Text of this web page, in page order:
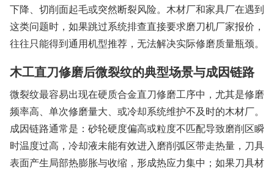
下降、切削面起毛或突然断裂风险。木材厂和家具厂在遇到
这类问题时，如果跳过系统排查直接要求磨刀机厂家报价，
往往只能得到通用机型推荐，无法解决实际修磨质量瓶颈。
木工直刀修磨后微裂纹的典型场景与成因链路
微裂纹最容易出现在硬质合金直刀修磨工序中，尤其是修磨
频率高、单次修磨量大、或冷却系统维护不及时的木材厂。
成因链路通常是：砂轮硬度偏高或粒度不匹配导致磨削区瞬
时温度过高，冷却液未能有效进入磨削弧区带走热量，刀具
表面产生局部热膨胀与收缩，形成热应力集中；如果刀具材